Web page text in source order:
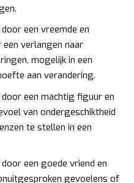
een vreemde en
verlangen naar
mogelijk in een
aan verandering.
een machtig figuur en
van ondergeschiktheid
te stellen in een
een goede vriend en
gevoelens of